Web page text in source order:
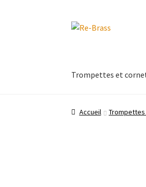
Aller
Aller
Trompettes et
Accueil